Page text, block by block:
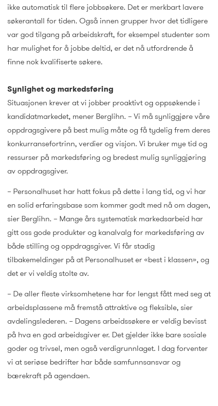
ikke automatisk til flere jobbsøkere. Det er merkbart lavere
søkerantall for tiden. Også innen grupper hvor det tidligere
var god tilgang på arbeidskraft, for eksempel studenter som
har mulighet for å jobbe deltid, er det nå utfordrende å
finne nok kvalifiserte søkere.
Synlighet og markedsføring
Situasjonen krever at vi jobber proaktivt og oppsøkende i
kandidatmarkedet, mener Berglihn. – Vi må synliggjøre våre
oppdragsgivere på best mulig måte og få tydelig frem deres
konkurransefortrinn, verdier og visjon. Vi bruker mye tid og
ressurser på markedsføring og bredest mulig synliggjøring
av oppdragsgiver.
– Personalhuset har hatt fokus på dette i lang tid, og vi har
en solid erfaringsbase som kommer godt med nå om dagen,
sier Berglihn. – Mange års systematisk markedsarbeid har
gitt oss gode produkter og kanalvalg for markedsføring av
både stilling og oppdragsgiver. Vi får stadig
tilbakemeldinger på at Personalhuset er «best i klassen», og
det er vi veldig stolte av.
– De aller fleste virksomhetene har for lengst fått med seg at
arbeidsplassene må fremstå attraktive og fleksible, sier
avdelingslederen. – Dagens arbeidssøkere er veldig bevisst
på hva en god arbeidsgiver er. Det gjelder ikke bare sosiale
goder og trivsel, men også verdigrunnlaget. I dag forventer
vi at seriøse bedrifter har både samfunnsansvar og
bærekraft på agendaen.